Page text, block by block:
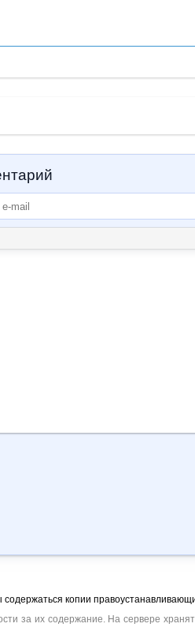
копии
за их содержание. На сервере